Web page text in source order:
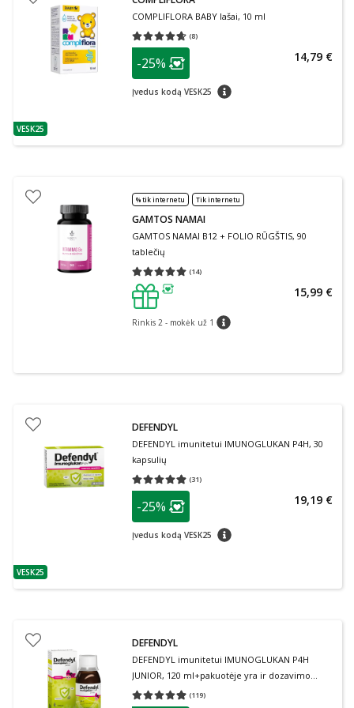
patarimas
VESK25
COMPLIFLORA BABY lašai, 10 ml
(8)
Vidutinis įvertinimas 4.63
patarimas
Lojalumo klubo narių nuolaida
-25%
Įvedus kodą VESK25 patarimas
14,79 €
% tik internetu Tik internetu
GAMTOS NAMAI
GAMTOS NAMAI B12 + FOLIO RŪGŠTIS, 90
tablečių
(14)
Vidutinis įvertinimas 5.00
patarimas
Rinkis 2 - mokėk už 1 patarimas
15,99 €
patarimas
VESK25
DEFENDYL
DEFENDYL imunitetui IMUNOGLUKAN P4H, 30
kapsulių
(31)
Vidutinis įvertinimas 4.84
patarimas
Lojalumo klubo narių nuolaida
-25%
Įvedus kodą VESK25 patarimas
19,19 €
DEFENDYL
DEFENDYL imunitetui IMUNOGLUKAN P4H
JUNIOR, 120 ml+pakuotėje yra ir dozavimo
taurelė
(119)
Vidutinis įvertinimas 4.92